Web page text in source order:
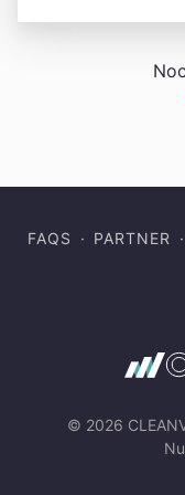
FAQS PARTNER
© 2026